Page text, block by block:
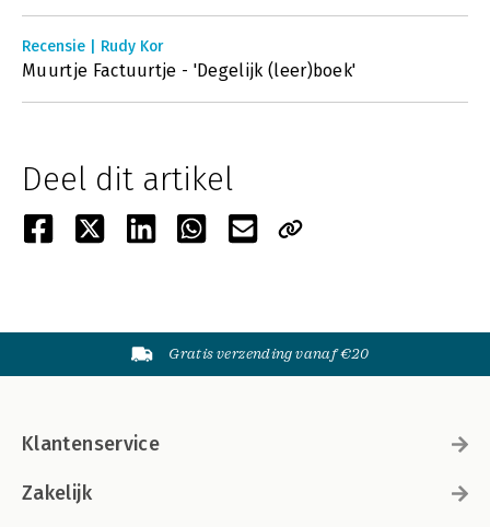
Recensie | Rudy Kor
Muurtje Factuurtje - 'Degelijk (leer)boek'
Deel dit artikel
Gratis verzending vanaf €20
Klantenservice
Zakelijk